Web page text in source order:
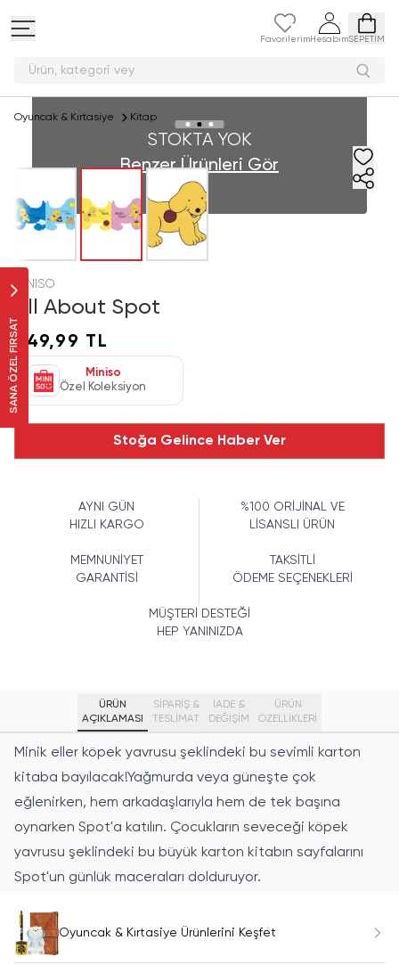
Favorilerim HesabımSEPETİM
Ürün, kategori
SANA ÖZEL FIRSAT
Oyuncak & Kırtasiye Kitap
STOKTA YOK
Benzer Ürünleri Gör
MINISO
All About Spot
249,99 TL
Miniso
Özel Koleksiyon
Stoğa Gelince Haber Ver
AYNI GÜN
HIZLI KARGO
%100 ORİJİNAL VE
LİSANSLI ÜRÜN
MEMNUNİYET
GARANTİSİ
TAKSİTLİ
ÖDEME SEÇENEKLERİ
MÜŞTERİ DESTEĞİ
HEP YANINIZDA
ÜRÜN
AÇIKLAMASI
SİPARİŞ &
TESLİMAT
İADE &
DEĞİŞİM
ÜRÜN
ÖZELLIKLERI
Minik eller köpek yavrusu şeklindeki bu sevimli karton
kitaba bayılacak!Yağmurda veya güneşte çok
eğlenirken, hem arkadaşlarıyla hem de tek başına
oynarken Spot'a katılın. Çocukların seveceği köpek
yavrusu şeklindeki bu büyük karton kitabın sayfalarını
Spot'un günlük maceraları dolduruyor.
Oyuncak & Kırtasiye Ürünlerini Keşfet